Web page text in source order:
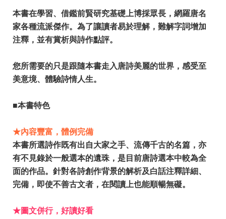
本書在學習、借鑑前賢研究基礎上博採眾長，網羅唐名
家各種流派傑作。為了讓讀者易於理解，難解字詞增加
注釋，並有賞析與詩作點評。
您所需要的只是跟隨本書走入唐詩美麗的世界，感受至
美意境、體驗詩情人生。
■本書特色
★內容豐富，體例完備
本書所選詩作既有出自大家之手、流傳千古的名篇，亦
有不見錄於一般選本的遺珠，是目前唐詩選本中較為全
面的作品。針對各詩創作背景的解析及白話注釋詳細、
完備，即使不善古文者，在閱讀上也能順暢無礙。
★圖文併行，好讀好看